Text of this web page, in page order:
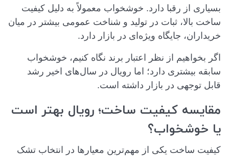
بسیاری از رقبا دارد. خوشخواب معمولاً به دلیل کیفیت
ساخت بالا، ثبات در تولید و شناخت عمومی بیشتر در میان
خریداران، جایگاه ویژه‌ای در بازار دارد.
اگر بخواهیم از نظر اعتبار برند نگاه کنیم، خوشخواب
سابقه بیشتری دارد؛ اما رویال در سال‌های اخیر رشد
قابل توجهی در بازار داشته است.
مقایسه کیفیت ساخت؛ رویال بهتر است
یا خوشخواب؟
کیفیت ساخت یکی از مهم‌ترین معیارها در انتخاب تشک